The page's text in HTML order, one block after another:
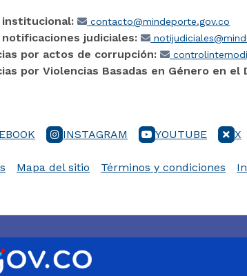
institucional: contacto@mindeporte.gov.co
notificaciones judiciales:
por actos de corrupción:
por Violencias Basadas en Género en el
INSTAGRAM YOUTUBE X
Mapa del sitio Términos y condiciones